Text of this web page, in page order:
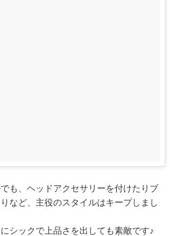
も、ヘッドアクセサリーを付けたりブ
など、主役のスタイルはキープしまし
シックで上品さを出しても素敵です♪